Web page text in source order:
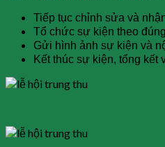
Tiếp tục chỉnh sửa và
Tổ chức sự kiện theo
Gửi hình ảnh sự kiện và
Kết thúc sự kiện, tổng kết